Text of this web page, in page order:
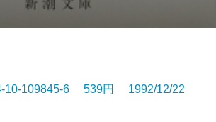
10-109845-6 539円 1992/12/22